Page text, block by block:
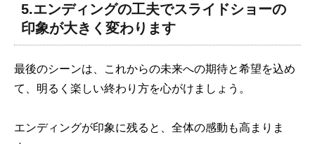
5.エンディングの工夫でスライドショーの
印象が大きく変わります
最後のシーンは、これからの未来への期待と希望を込め
て、明るく楽しい終わり方を心がけましょう。
エンディングが印象に残ると、全体の感動も高まりま